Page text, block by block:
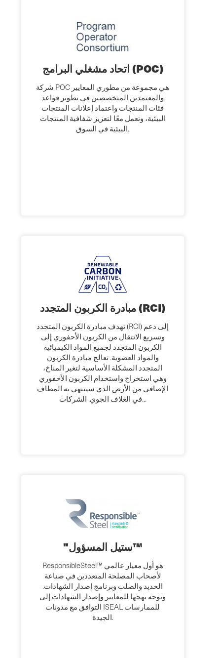
اتحاد مشغلي البرامج (POC)
شركة POC هي مجموعة من مطوري المعايير
والمعتمدين المتخصصين في تطوير قواعد
فئات المنتجات واعتماد إعلانات المنتجات
البيئية، وتعمل معًا لتعزيز شفافية المنتجات
البيئية في السوق.
مبادرة الكربون المتجدد (RCI)
تهدف مبادرة الكربون المتجدد (RCI) إلى دعم
وتسريع الانتقال من الكربون الأحفوري إلى
الكربون المتجدد لجميع المواد الكيميائية
والمواد العضوية. تعالج مبادرة الكربون
المتجدد المشكلة الأساسية لتغير المناخ،
وهي استخراج واستخدام الكربون الأحفوري
الإضافي من الأرض الذي سينتهي به المطاف
في الغلاف الجوي. الشركات...
"ستيل المسؤول™
ResponsibleSteel™ هو أول معيار عالمي
لأصحاب المصلحة المتعددين في صناعة
الحديد والصلب وبرنامج إصدار الشهادات.
وتوجه نهجها للمعايير وإصدار الشهادات إلى
التوافق مع مدونات ISEAL للممارسات
الجيدة.